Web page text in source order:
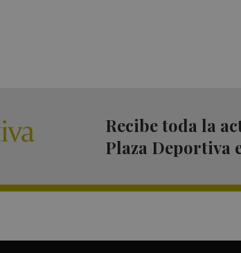
Recibe toda la
Plaza Deportiva